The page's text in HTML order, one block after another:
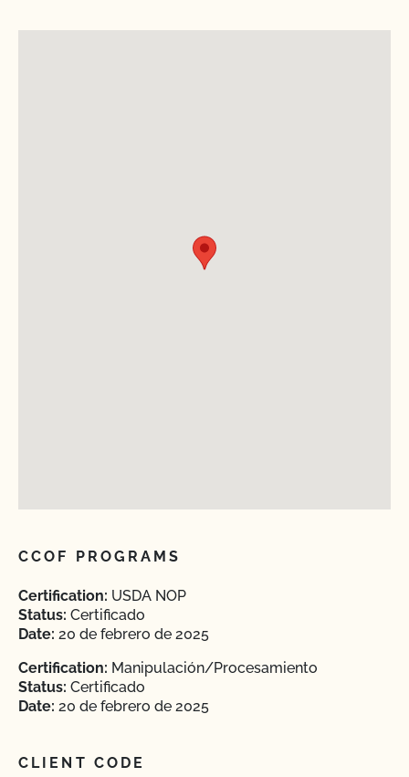
CCOF PROGRAMS
Certification: USDA NOP
Status: Certificado
Date: 20 de febrero de 2025
Certification: Manipulación/Procesamiento
Status: Certificado
Date: 20 de febrero de 2025
CLIENT CODE